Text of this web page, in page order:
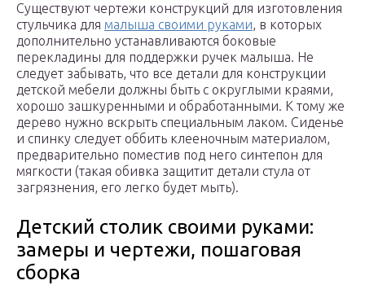
Существуют чертежи конструкций для изготовления
стульчика для малыша своими руками, в которых
дополнительно устанавливаются боковые
перекладины для поддержки ручек малыша. Не
следует забывать, что все детали для конструкции
детской мебели должны быть с округлыми краями,
хорошо зашкуренными и обработанными. К тому же
дерево нужно вскрыть специальным лаком. Сиденье
и спинку следует оббить клееночным материалом,
предварительно поместив под него синтепон для
мягкости (такая обивка защитит детали стула от
загрязнения, его легко будет мыть).
Детский столик своими руками:
замеры и чертежи, пошаговая
сборка